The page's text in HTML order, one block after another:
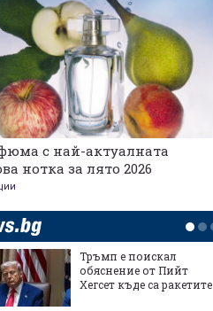
с най-актуалната
нотка за лято 2026
Тръмп е поискал
обяснение от Пийт
Хегсет къде са ракетите